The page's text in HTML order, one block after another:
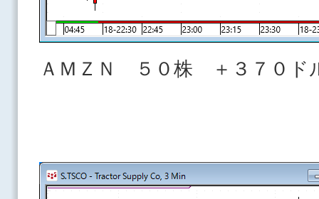
ＡＭＺＮ ５０株 ＋３７０ド